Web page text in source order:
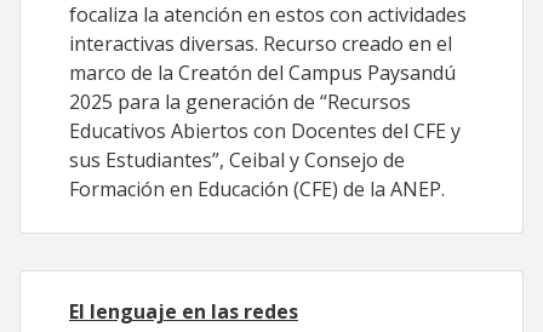
focaliza la atención en estos con actividades
interactivas diversas. Recurso creado en el
marco de la Creatón del Campus Paysandú
2025 para la generación de “Recursos
Educativos Abiertos con Docentes del CFE y
sus Estudiantes”, Ceibal y Consejo de
Formación en Educación (CFE) de la ANEP.
El lenguaje en las redes